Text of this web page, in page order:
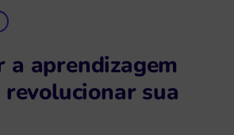
a aprendizagem
sua